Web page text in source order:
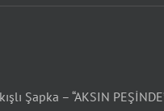
Şapka – “AKSIN